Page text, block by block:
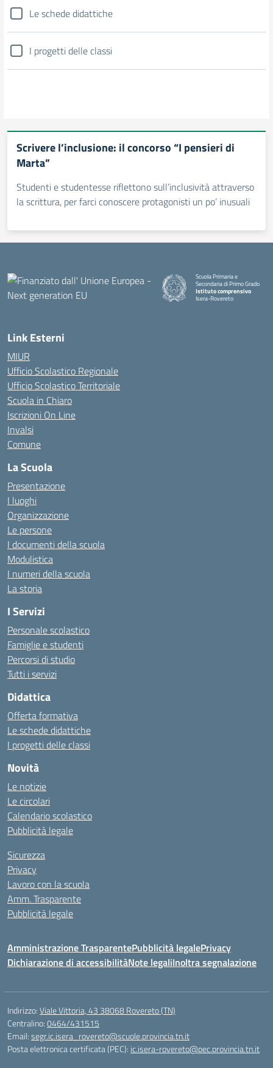
Le schede didattiche
I progetti delle classi
Scrivere l’inclusione: il concorso “I pensieri di
Marta”
Studenti e studentesse riflettono sull’inclusività attraverso
la scrittura, per farci conoscere protagonisti un po’ inusuali
Scuola Primaria e
Secondaria di Primo Grado
Istituto comprensivo
Isera-Rovereto
Link Esterni
MIUR
Ufficio Scolastico Regionale
Ufficio Scolastico Territoriale
Scuola in Chiaro
Iscrizioni On Line
Invalsi
Comune
La Scuola
Presentazione
I luoghi
Organizzazione
Le persone
I documenti della scuola
Modulistica
I numeri della scuola
La storia
I Servizi
Personale scolastico
Famiglie e studenti
Percorsi di studio
Tutti i servizi
Didattica
Offerta formativa
Le schede didattiche
I progetti delle classi
Novità
Le notizie
Le circolari
Calendario scolastico
Pubblicità legale
Sicurezza
Privacy
Lavoro con la scuola
Amm. Trasparente
Pubblicità legale
Amministrazione TrasparentePubblicità legalePrivacy
Dichiarazione di accessibilitàNote legaliInoltra segnalazione
Indirizzo:Viale Vittoria, 43 38068 Rovereto (TN)
Centralino:0464/431515
Email:segr.ic.isera_rovereto@scuole.provincia.tn.it
Posta elettronica certificata (PEC): ic.isera-rovereto@pec.provincia.tn.it